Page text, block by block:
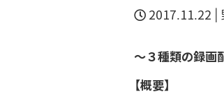
2017.11.22 |
～３種類の録画
【概要】